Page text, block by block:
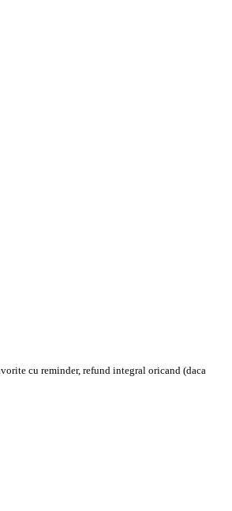
cu reminder, refund integral oricand (daca